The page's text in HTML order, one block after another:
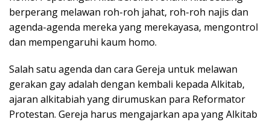
berperang melawan roh-roh jahat, roh-roh najis dan
agenda-agenda mereka yang merekayasa, mengontrol
dan mempengaruhi kaum homo.
Salah satu agenda dan cara Gereja untuk melawan
gerakan gay adalah dengan kembali kepada Alkitab,
ajaran alkitabiah yang dirumuskan para Reformator
Protestan. Gereja harus mengajarkan apa yang Alkitab